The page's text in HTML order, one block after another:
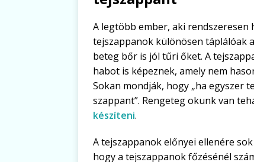
A legtöbb ember, aki rendszeresen
tejszappanok különösen táplálóak
beteg bőr is jól tűri őket. A
habot is képeznek, amely nem
Sokan mondják, hogy „ha egyszer
szappant”. Rengeteg okunk van
készíteni.
A tejszappanok előnyei ellenére
hogy a tejszappanok főzésénél